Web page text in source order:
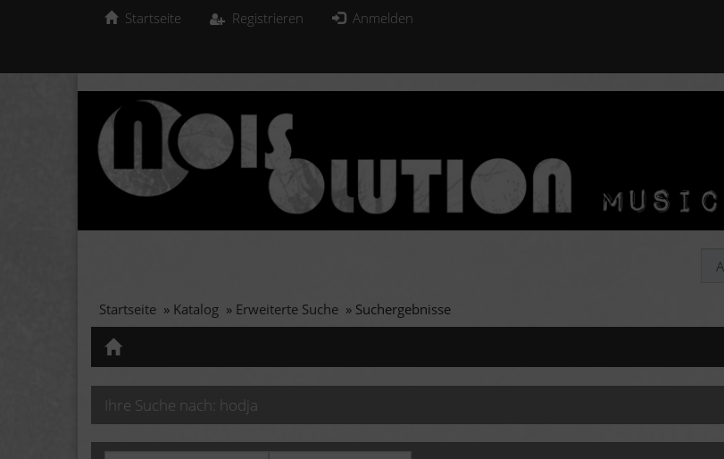
Startseite Registrieren Anmelden
Startseite » Katalog » Erweiterte Suche » Suchergebnisse
Ihre Suche nach: hodja